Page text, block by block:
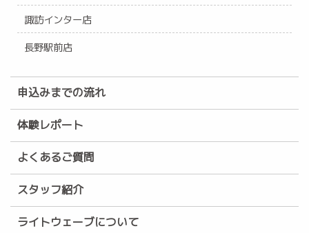
諏訪インター店
長野駅前店
申込みまでの流れ
体験レポート
よくあるご質問
スタッフ紹介
ライトウェーブについて